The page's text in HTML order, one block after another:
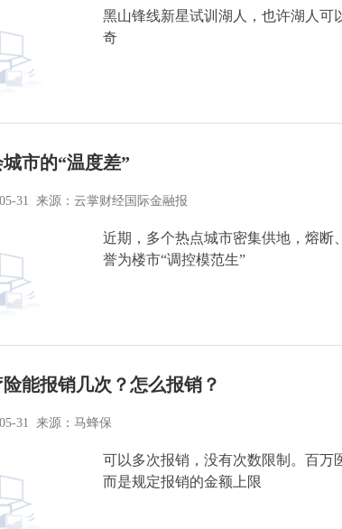
黑山锋线新星试训湖人，也许湖人可
奇
市的“温度差”
31 来源：云掌财经国际金融报
近期，多个热点城市密集供地，熔断
誉为楼市“调控模范生”
能报销几次？怎么报销？
31 来源：马蜂保
可以多次报销，没有次数限制。百万
而是规定报销的金额上限